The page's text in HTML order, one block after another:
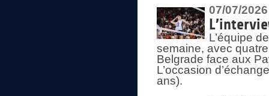
07/07/2026
L’équipe
semaine, avec
Belgrade face aux
L’occasion
ans).